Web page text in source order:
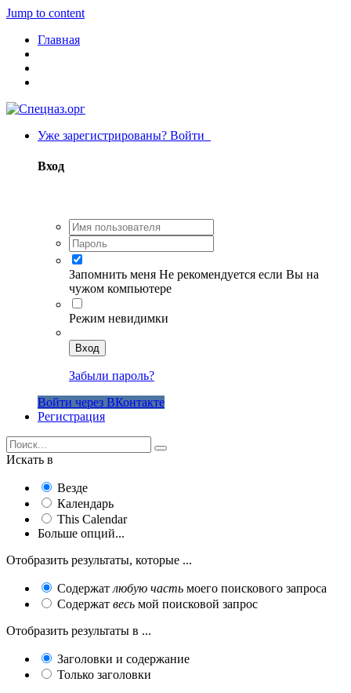
Jump to content
Главная
Уже зарегистрированы? Войти
Вход
Запомнить меня Не рекомендуется если Вы на
чужом компьютере
Режим невидимки
Вход
Забыли пароль?
Войти через ВКонтакте
Регистрация
Искать в
Везде
Календарь
This Calendar
Больше опций...
Отобразить результаты, которые ...
Содержат любую часть моего поискового запроса
Содержат весь мой поисковой запрос
Отобразить результаты в ...
Заголовки и содержание
Только заголовки